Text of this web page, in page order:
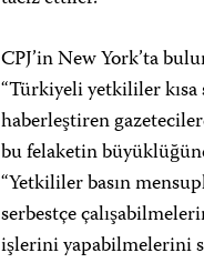
CPJ’in New York’ta
“Türkiyeli yetkililer
haberleştiren
bu felaketin
“Yetkililer basın
serbestçe
işlerini yapabilmelerini